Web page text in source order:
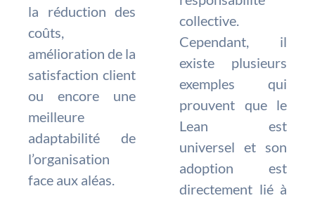
la réduction des
coûts,
amélioration de la
satisfaction client
ou encore une
meilleure
adaptabilité de
l’organisation
face aux aléas.
collective.
Cependant, il
existe plusieurs
exemples qui
prouvent que le
Lean est
universel et son
adoption est
directement lié à